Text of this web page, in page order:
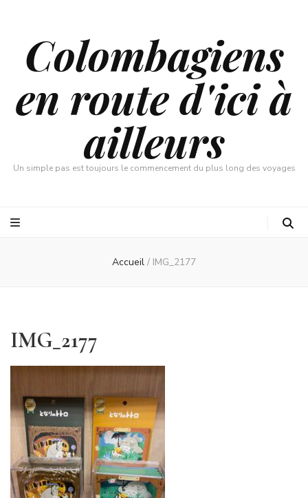
Colombagiens
en route d'ici à
ailleurs
Un simple pas est toujours le commencement du plus long des voyages
Accueil / IMG_2177
IMG_2177